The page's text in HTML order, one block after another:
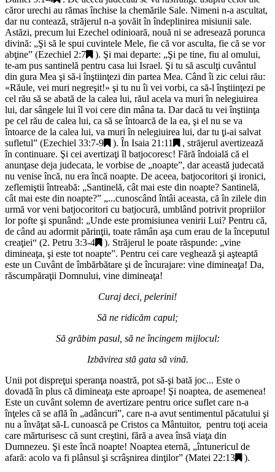
căror urechi au rămas închise la chemările Sale. Nimeni n-a ascultat,
dar nu contează, străjerul n-a şovăit în îndeplinirea misiunii sale.
Astăzi, precum lui Ezechel odinioară, nouă ni se adresează porunca
divină: „Şi să le spui cuvintele Mele, fie că vor asculta, fie că se vor
abţine” (Ezechiel 2:7 ). Şi mai departe: „Şi pe tine, fiu al omului,
te-am pus santinelă pentru casa lui Israel. Şi tu să asculţi cuvântul
din gura Mea şi să-i înştiinţezi din partea Mea. Când îi zic celui rău:
«Răule, vei muri negreşit!» şi tu nu îi vei vorbi, ca să-l înştiinţezi pe
cel rău să se abată de la calea lui, răul acela va muri în nelegiuirea
lui, dar sângele lui îl voi cere din mâna ta. Dar dacă tu vei înştiinţa
pe cel rău de calea lui, ca să se întoarcă de la ea, şi el nu se va
întoarce de la calea lui, va muri în nelegiuirea lui, dar tu ţi-ai salvat
sufletul” (Ezechiel 33:7-9 ). În Isaia 21:11
, străjerul avertizează
în continuare. Şi cei avertizaţi îl batjocoresc! Fără îndoială că el
anunţase deja judecata, le vorbise de „noapte”, dar această judecată
nu venise încă, nu era încă noapte. De aceea, batjocoritori şi ironici,
zeflemiştii întreabă: „Santinelă, cât mai este din noapte? Santinelă,
cât mai este din noapte?” „...cunoscând întâi aceasta, că în zilele din
urmă vor veni batjocoritori cu batjocură, umblând potrivit propriilor
lor pofte şi spunând: „Unde este promisiunea venirii Lui? Pentru că,
de când au adormit părinţii, toate rămân aşa cum erau de la începutul
creaţiei“ (2. Petru 3:3-4 ). Străjerul le poate răspunde: „vine
dimineaţa, şi este tot noapte”. Pentru cei care veghează şi aşteaptă
este un Cuvânt de îmbărbătare şi de încurajare: vine dimineaţa! Da,
răscumpăraţii Domnului, vine dimineaţa!
Curaj deci, pelerini!
Să ne ridicăm capul;
Să grăbim pasul, să ne încingem mijlocul:
Izbăvirea stă gata să vină.
Unii pot dispreţui speranţa noastră, pot să-şi bată joc... Este o
dovadă în plus că dimineaţa este aproape! Şi noaptea, de asemenea!
Este un cuvânt solemn de avertizare pentru orice suflet care n-a
înţeles că se află în „adâncuri”, care n-a avut sentimentul păcatului şi
nu a învăţat să-L cunoască pe Cristos ca Mântuitor, pentru toţi aceia
care mărturisesc că sunt creştini, fără a avea însă viaţa din
Dumnezeu. Şi este încă noapte! Noaptea eternă, „întunericul de
afară: acolo va fi plânsul şi scrâşnirea dinţilor” (Matei 22:13
).